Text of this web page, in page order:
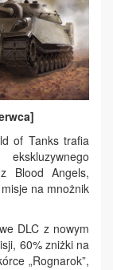
of Tanks trafia
Blood Angels,
na mnożnik
DLC z nowym
60% zniżki na
„Rognarok”,